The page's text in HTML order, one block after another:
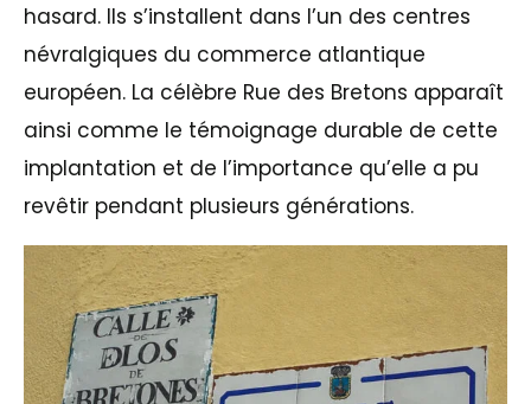
hasard. Ils s’installent dans l’un des centres
névralgiques du commerce atlantique
européen. La célèbre Rue des Bretons apparaît
ainsi comme le témoignage durable de cette
implantation et de l’importance qu’elle a pu
revêtir pendant plusieurs générations.